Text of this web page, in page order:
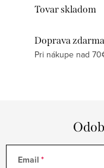
Tovar skladom
Doprava zdarma
Pri nákupe nad
Email